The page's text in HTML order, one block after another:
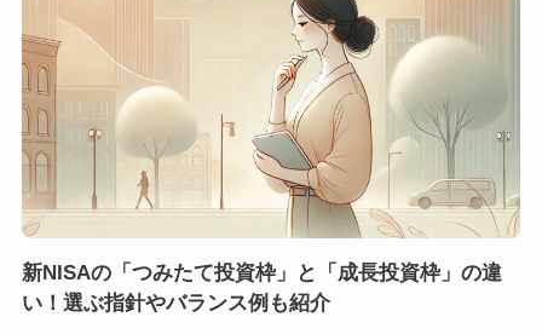
新NISAの「つみたて投資枠」と「成長投資枠」の違
い！選ぶ指針やバランス例も紹介